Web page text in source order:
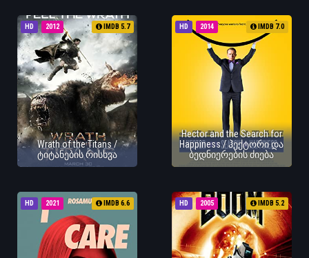
HD 2012 IMDB 5.7
Wrath of the Titans /
ტიტანების რისხვა
HD 2014 IMDB 7.0
Hector and the Search for
Happiness / ჰექტორი და
ბედნიერების ძიება
HD 2021 IMDB 6.6 HD 2005 IMDB 5.2